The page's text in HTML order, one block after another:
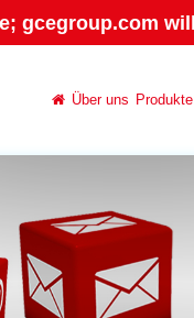
gcegroup.com
Über uns Produkte